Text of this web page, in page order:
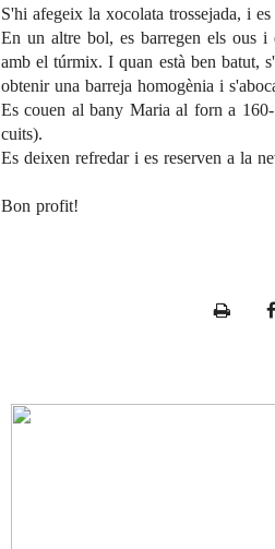
S'hi afegeix la xocolata trossejada, i
En un altre bol, es barregen els ous
amb el túrmix. I quan està ben batut,
obtenir una barreja homogènia i
Es couen al bany Maria al forn a
cuits).
Es deixen refredar i es reserven a la
Bon profit!
n